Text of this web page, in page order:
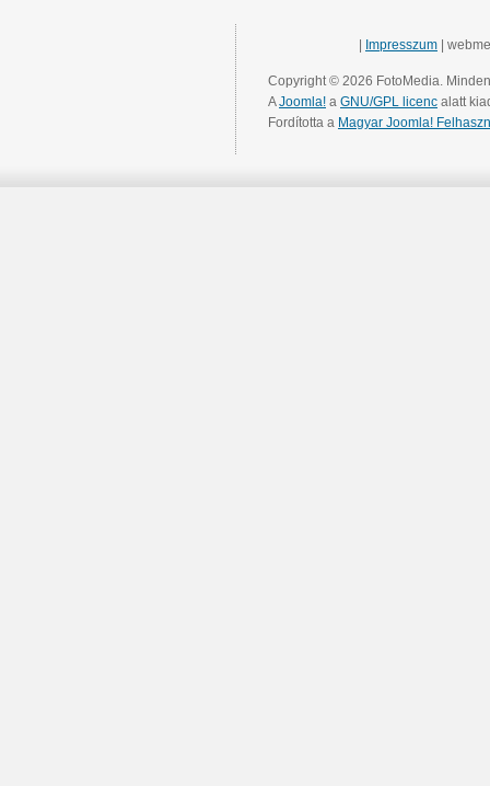
Impresszum |
Copyright © 2026 FotoMedia.
AJoomla! a GNU/GPL licenc alatt
Fordította a Magyar Joomla!